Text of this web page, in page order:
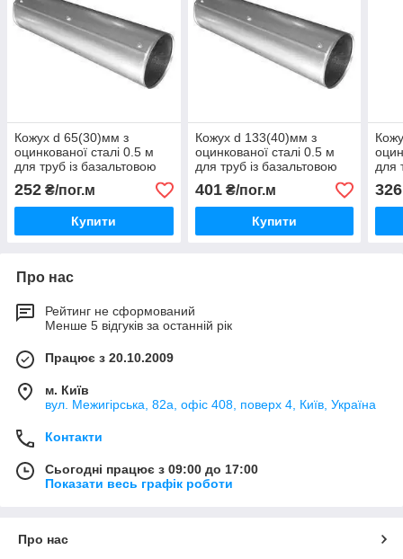
Кожух d 65(30)мм з
оцинкованої сталі 0.5 м
для труб із базальтовою
або каучуковою
теплоізоляцією
252 ₴/пог.м
Купити
Кожух d 133(40)мм з
оцинкованої сталі 0.5 м
для труб із базальтовою
або каучуковою
теплоізоляцією
401₴/пог.м
Купити
для
або
326
Про нас
Рейтинг не сформований
Менше 5 відгуків за останній рік
Працює з 20.10.2009
м. Київ
вул. Межигірська, 82а, офіс 408, поверх 4, Київ, Україна
Контакти
Сьогодні працює з 09:00 до 17:00
Показати весь графік роботи
Про нас